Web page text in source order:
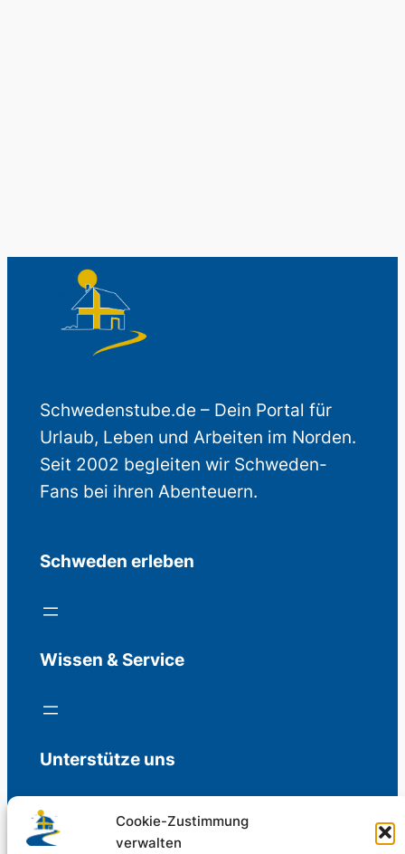
Cookie-Zustimmung
verwalten
Schwedenstube.de – Dein Portal für
Urlaub, Leben und Arbeiten im Norden.
Seit 2002 begleiten wir Schweden-
Fans bei ihren Abenteuern.
Schweden erleben
Wissen & Service
Unterstütze uns
Freiwillige Spenden für die Aufrechterhaltung